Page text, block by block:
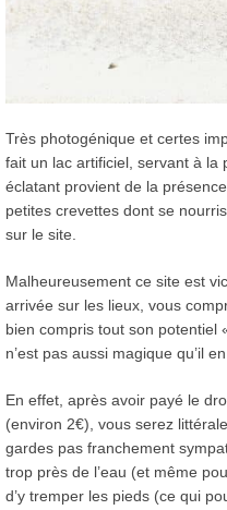
Très photogénique et certes
fait un lac artificiel, servant à la
éclatant provient de la
petites crevettes dont se
sur le site.
Malheureusement ce site est
arrivée sur les lieux, vous
bien compris tout son potentiel
n’est pas aussi magique qu’il
En effet, après avoir payé le
(environ 2€), vous serez
gardes pas franchement
trop près de l’eau (et même
d’y tremper les pieds (ce qui